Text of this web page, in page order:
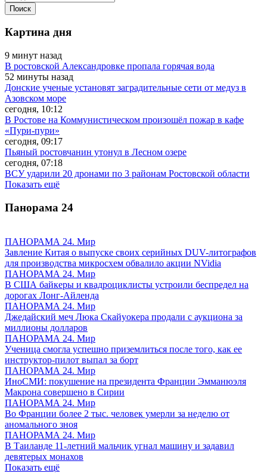
Картина дня
9 минут назад
В ростовской Александровке пропала горячая вода
52 минуты назад
Донские ученые установят заградительные сети от медуз в
Азовском море
сегодня, 10:12
В Ростове на Коммунистическом произошёл пожар в кафе
«Пури-пури»
сегодня, 09:17
Пьяный ростовчанин утонул в Лесном озере
сегодня, 07:18
ВСУ ударили 20 дронами по 3 районам Ростовской области
Показать ещё
Панорама 24
ПАНОРАМА 24. Мир
Завление Китая о выпуске своих серийных DUV-литографов
для производства микросхем обвалило акции NVidia
ПАНОРАМА 24. Мир
В США байкеры и квадроциклисты устроили беспредел на
дорогах Лонг-Айленда
ПАНОРАМА 24. Мир
Джедайский меч Люка Скайуокера продали с аукциона за
миллионы долларов
ПАНОРАМА 24. Мир
Ученица смогла успешно приземлиться после того, как ее
инструктор-пилот выпал за борт
ПАНОРАМА 24. Мир
ИноСМИ: покушение на президента Франции Эмманюэля
Макрона совершено в Сирии
ПАНОРАМА 24. Мир
Во Франции более 2 тыс. человек умерли за неделю от
аномального зноя
ПАНОРАМА 24. Мир
В Таиланде 11-летний мальчик угнал машину и задавил
девятерых монахов
Показать ещё